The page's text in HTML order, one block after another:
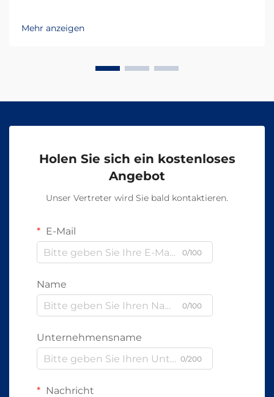
Mehr anzeigen
Holen Sie sich ein kostenloses
Angebot
Unser Vertreter wird Sie bald kontaktieren.
E-Mail
0/100
Name
0/100
Unternehmensname
0/200
Nachricht